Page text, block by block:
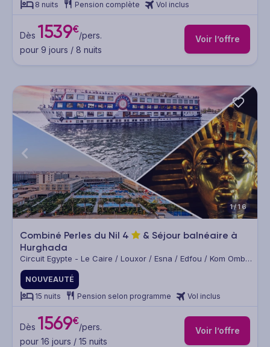
/ Assouan
8 nuits Pension complète Vol inclus
Dès 1539€/pers.
pour 9 jours / 8 nuits
Voir l’offre
1/16
Combiné Perles du Nil 4
& Séjour balnéaire à
Hurghada
Circuit Egypte - Le Caire / Louxor / Esna / Edfou / Kom Ombo
/ Assouan / Hurghada
NOUVEAUTÉ
15 nuits
Pension selon programme Vol inclus
Dès 1569€/pers.
pour 16 jours / 15 nuits
Voir l’offre